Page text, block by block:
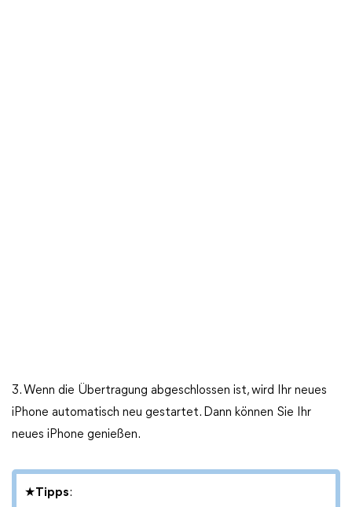
3. Wenn die Übertragung abgeschlossen ist, wird Ihr neues
iPhone automatisch neu gestartet. Dann können Sie Ihr
neues iPhone genießen.
★Tipps: